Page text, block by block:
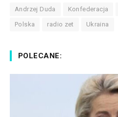
Andrzej Duda Konfederacja
Polska radio zet Ukraina
POLECANE: